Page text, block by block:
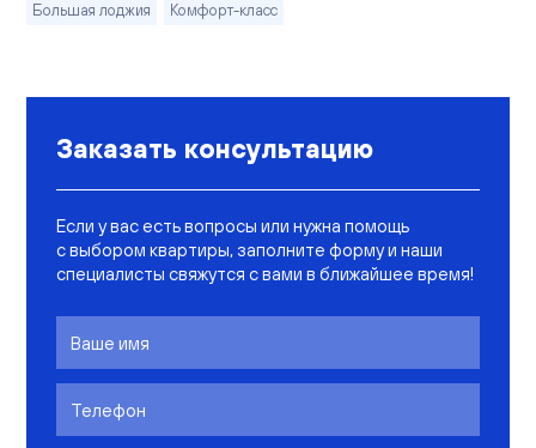
Большая лоджия
Комфорт-класс
Заказать консультацию
Если у вас есть вопросы или нужна помощь
с выбором квартиры, заполните форму и наши
специалисты свяжутся с вами в ближайшее время!